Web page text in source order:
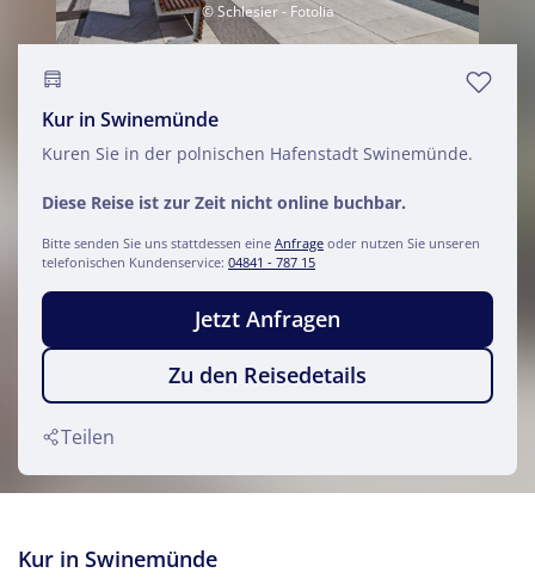
© Schlesier - Fotolia
Kur in Swinemünde
Kuren Sie in der polnischen Hafenstadt Swinemünde.
Diese Reise ist zur Zeit nicht online buchbar.
Bitte senden Sie uns stattdessen eine Anfrage oder nutzen Sie unseren
telefonischen Kundenservice: 04841 - 787 15
Jetzt Anfragen
Zu den Reisedetails
Teilen
Kur in Swinemünde